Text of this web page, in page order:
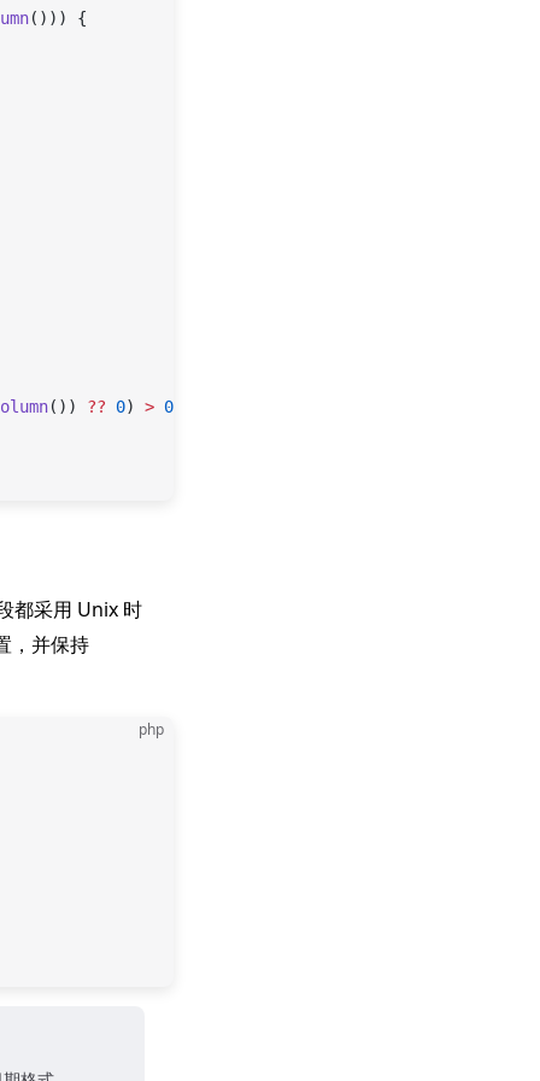
())) {
()) ?? 0) > 0
都采用 Unix 时
，并保持
php